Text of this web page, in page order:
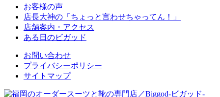
お客様の声
店長大神の「ちょっと言わせちゃってん！」
店舗案内・アクセス
ある日のビガッド
お問い合わせ
プライバシーポリシー
サイトマップ